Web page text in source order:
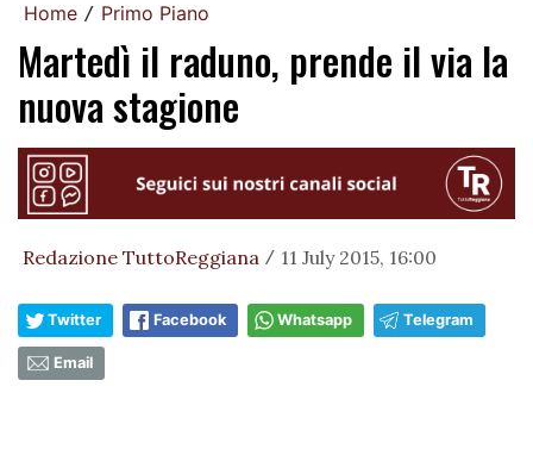
Home / Primo Piano
Martedì il raduno, prende il via la
nuova stagione
Redazione TuttoReggiana / 11 July 2015, 16:00
Twitter Facebook Whatsapp Telegram
Email